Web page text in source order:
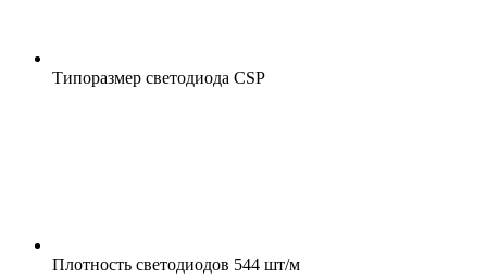
Типоразмер светодиода CSP
Плотность светодиодов 544 шт/м